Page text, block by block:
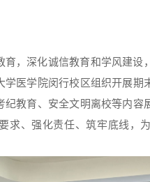
育，深化诚信教育和学风建设
医学院闵行校区组织开展期
教育、安全文明离校等内容
求、强化责任、筑牢底线，